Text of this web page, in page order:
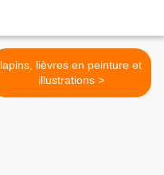
lapins, lièvres en peinture et
illustrations >